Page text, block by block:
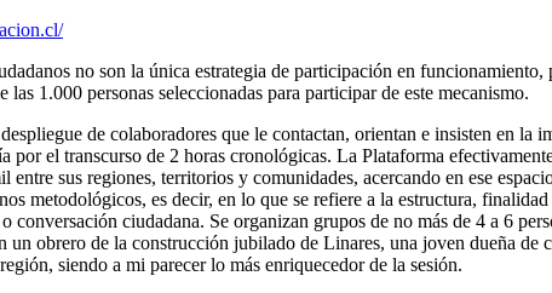
no son la única estrategia de participación en
1.000 personas seleccionadas para participar de este mecanismo.
de colaboradores que le contactan, orientan e insisten en
por el transcurso de 2 horas cronológicas. La Plataforma
entre sus regiones, territorios y comunidades, acercando en ese
metodológicos, es decir, en lo que se refiere a la estructura,
conversación ciudadana. Se organizan grupos de no más de 4 a 6
un obrero de la construcción jubilado de Linares, una joven dueña
siendo a mi parecer lo más enriquecedor de la sesión.